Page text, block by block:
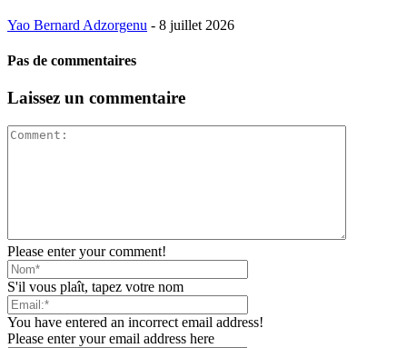
Yao Bernard Adzorgenu - 8 juillet 2026
Pas de commentaires
Laissez un commentaire
Please enter your comment!
S'il vous plaît, tapez votre nom
You have entered an incorrect email address!
Please enter your email address here